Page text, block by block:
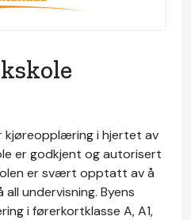
kjøreopplæring i hjertet av
er godkjent og autorisert
er svært opptatt av å
undervisning. Byens
i førerkortklasse A, A1,